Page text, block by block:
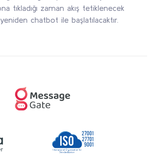
tıkladığı zaman akış tetiklenecek
chatbot ile başlatılacaktır.